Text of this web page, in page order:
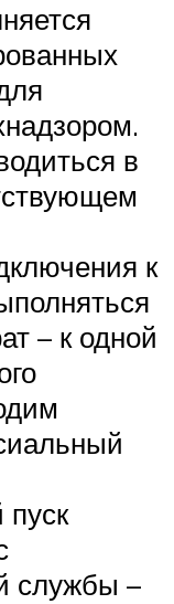
в
к
– к одной
службы –